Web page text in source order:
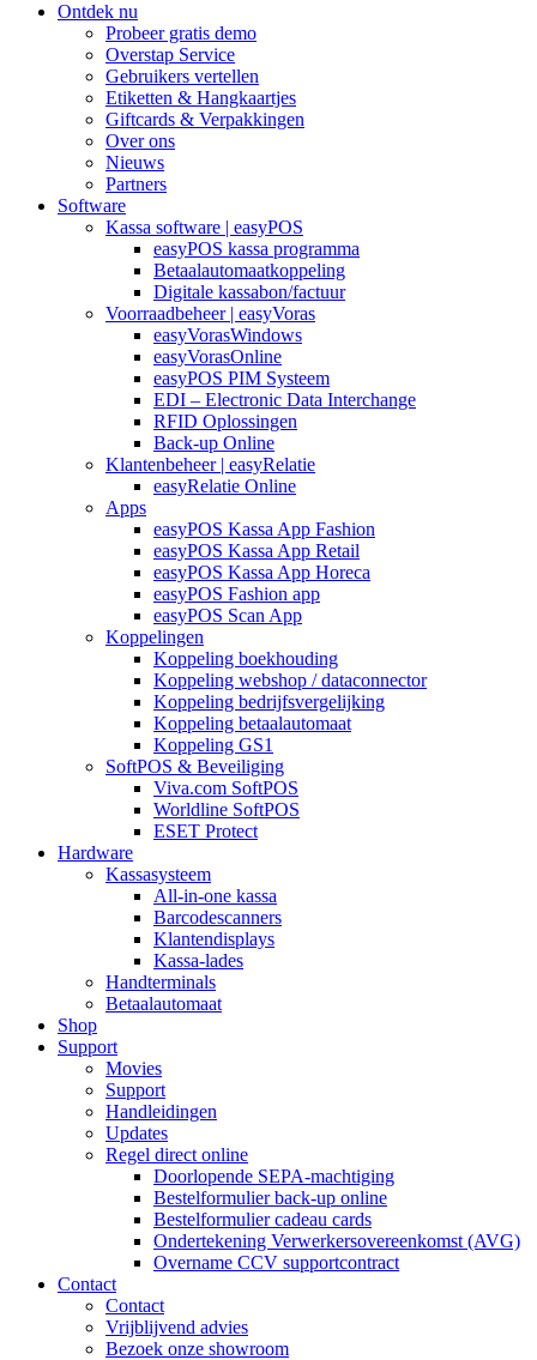
Ontdek nu
Probeer gratis demo
Overstap Service
Gebruikers vertellen
Etiketten & Hangkaartjes
Giftcards & Verpakkingen
Over ons
Nieuws
Partners
Software
Kassa software | easyPOS
easyPOS kassa programma
Betaalautomaatkoppeling
Digitale kassabon/factuur
Voorraadbeheer | easyVoras
easyVorasWindows
easyVorasOnline
easyPOS PIM Systeem
EDI – Electronic Data Interchange
RFID Oplossingen
Back-up Online
Klantenbeheer | easyRelatie
easyRelatie Online
Apps
easyPOS Kassa App Fashion
easyPOS Kassa App Retail
easyPOS Kassa App Horeca
easyPOS Fashion app
easyPOS Scan App
Koppelingen
Koppeling boekhouding
Koppeling webshop / dataconnector
Koppeling bedrijfsvergelijking
Koppeling betaalautomaat
Koppeling GS1
SoftPOS & Beveiliging
Viva.com SoftPOS
Worldline SoftPOS
ESET Protect
Hardware
Kassasysteem
All-in-one kassa
Barcodescanners
Klantendisplays
Kassa-lades
Handterminals
Betaalautomaat
Shop
Support
Movies
Support
Handleidingen
Updates
Regel direct online
Doorlopende SEPA-machtiging
Bestelformulier back-up online
Bestelformulier cadeau cards
Ondertekening Verwerkersovereenkomst (AVG)
Overname CCV supportcontract
Contact
Contact
Vrijblijvend advies
Bezoek onze showroom